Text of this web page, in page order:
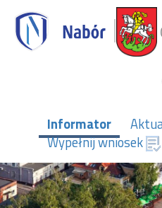
Informator
Wypełnij wniosek